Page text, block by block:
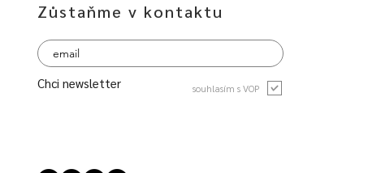
Zůstaňme v kontaktu
Chci newsletter souhlasím s VOP